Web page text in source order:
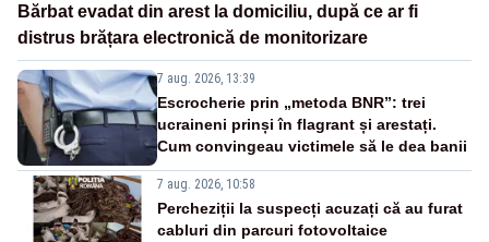
Bărbat evadat din arest la domiciliu, după ce ar fi
distrus brățara electronică de monitorizare
7 aug. 2026, 13:39
Escrocherie prin „metoda BNR”: trei
ucraineni prinși în flagrant și arestați.
Cum convingeau victimele să le dea banii
7 aug. 2026, 10:58
Percheziții la suspecți acuzați că au furat
cabluri din parcuri fotovoltaice